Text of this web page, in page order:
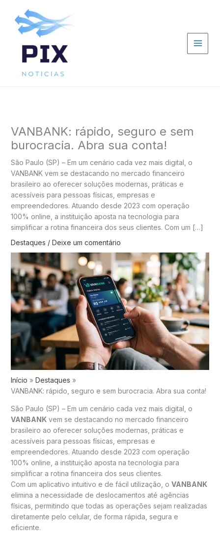
conteúdo
VANBANK: rápido, seguro e sem
burocracia. Abra sua conta!
São Paulo (SP) – Em um cenário cada vez mais digital, o
VANBANK vem se destacando no mercado financeiro
brasileiro ao oferecer soluções modernas, práticas e
acessíveis para pessoas físicas, empresas e
empreendedores. Atuando desde 2023 com operação
100% online, a instituição aposta na tecnologia para
simplificar a rotina financeira dos seus clientes. Com um […]
Destaques / Deixe um comentário
Início
Destaques
VANBANK: rápido, seguro e sem burocracia. Abra sua conta!
São Paulo (SP) – Em um cenário cada vez mais digital, o
VANBANKvem se destacando no mercado financeiro
brasileiro ao oferecer soluções modernas, práticas e
acessíveis para pessoas físicas, empresas e
empreendedores. Atuando desde 2023 com operação
100% online, a instituição aposta na tecnologia para
simplificar a rotina financeira dos seus clientes.
Com um aplicativo intuitivo e de fácil utilização, o VANBANK
elimina a necessidade de deslocamentos até agências
físicas, permitindo que todas as operações sejam realizadas
diretamente pelo celular, de forma rápida, segura e
eficiente.